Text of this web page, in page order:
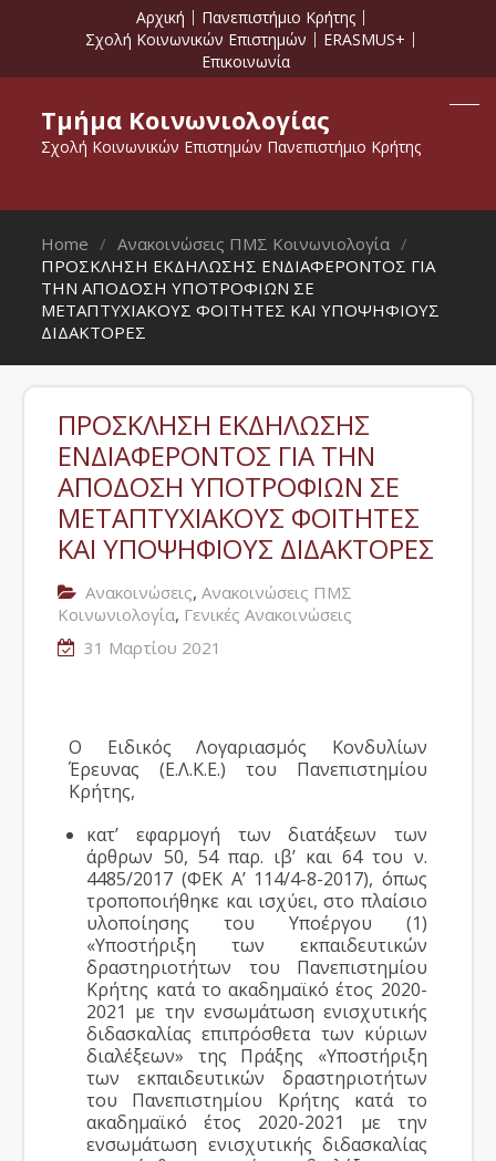
Αρχική
Πανεπιστήμιο Κρήτης
Σχολή Κοινωνικών Επιστημών
ERASMUS+
Επικοινωνία
Τμήμα Κοινωνιολογίας
Σχολή Κοινωνικών Επιστημών Πανεπιστήμιο Κρήτης
Home
Ανακοινώσεις ΠΜΣ Κοινωνιολογία
ΠΡΟΣΚΛΗΣΗ ΕΚΔΗΛΩΣΗΣ ΕΝΔΙΑΦΕΡΟΝΤΟΣ ΓΙΑ
ΤΗΝ ΑΠΟΔΟΣΗ ΥΠΟΤΡΟΦΙΩΝ ΣΕ
ΜΕΤΑΠΤΥΧΙΑΚΟΥΣ ΦΟΙΤΗΤΕΣ ΚΑΙ ΥΠΟΨΗΦΙΟΥΣ
ΔΙΔΑΚΤΟΡΕΣ
ΠΡΟΣΚΛΗΣΗ ΕΚΔΗΛΩΣΗΣ
ΕΝΔΙΑΦΕΡΟΝΤΟΣ ΓΙΑ ΤΗΝ
ΑΠΟΔΟΣΗ ΥΠΟΤΡΟΦΙΩΝ ΣΕ
ΜΕΤΑΠΤΥΧΙΑΚΟΥΣ ΦΟΙΤΗΤΕΣ
ΚΑΙ ΥΠΟΨΗΦΙΟΥΣ ΔΙΔΑΚΤΟΡΕΣ
Ανακοινώσεις,Ανακοινώσεις ΠΜΣ
Κοινωνιολογία, Γενικές Ανακοινώσεις
31 Μαρτίου 2021
O Ειδικός Λογαριασμός Κονδυλίων
Έρευνας (Ε.Λ.Κ.Ε.) του Πανεπιστημίου
Κρήτης,
κατ’ εφαρμογή των διατάξεων των
άρθρων 50, 54 παρ. ιβ’ και 64 του ν.
4485/2017 (ΦΕΚ Α’ 114/4-8-2017), όπως
τροποποιήθηκε και ισχύει, στο πλαίσιο
υλοποίησης του Υποέργου (1)
«Υποστήριξη των εκπαιδευτικών
δραστηριοτήτων του Πανεπιστημίου
Κρήτης κατά το ακαδημαϊκό έτος 2020-
2021 με την ενσωμάτωση ενισχυτικής
διδασκαλίας επιπρόσθετα των κύριων
διαλέξεων» της Πράξης «Υποστήριξη
των εκπαιδευτικών δραστηριοτήτων
του Πανεπιστημίου Κρήτης κατά το
ακαδημαϊκό έτος 2020-2021 με την
ενσωμάτωση ενισχυτικής διδασκαλίας